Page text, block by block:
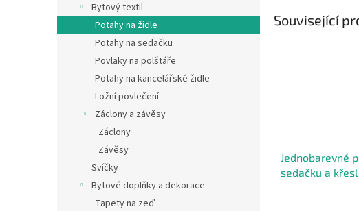
Bytový textil
Potahy na židle
Potahy na sedačku
Povlaky na polštáře
Potahy na kancelářské židle
Ložní povlečení
Záclony a závěsy
Záclony
Závěsy
Svíčky
Bytové doplňky a dekorace
Tapety na zeď
Související
Jednobarevné
sedačku a